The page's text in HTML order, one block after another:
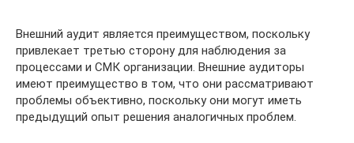
Внешний аудит является преимуществом, поскольку
привлекает третью сторону для наблюдения за
процессами и СМК организации. Внешние аудиторы
имеют преимущество в том, что они рассматривают
проблемы объективно, поскольку они могут иметь
предыдущий опыт решения аналогичных проблем.